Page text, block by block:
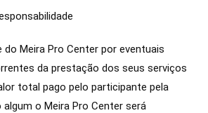
do Meira Pro Center por eventuais
da prestação dos seus serviços
total pago pelo participante pela
algum o Meira Pro Center será